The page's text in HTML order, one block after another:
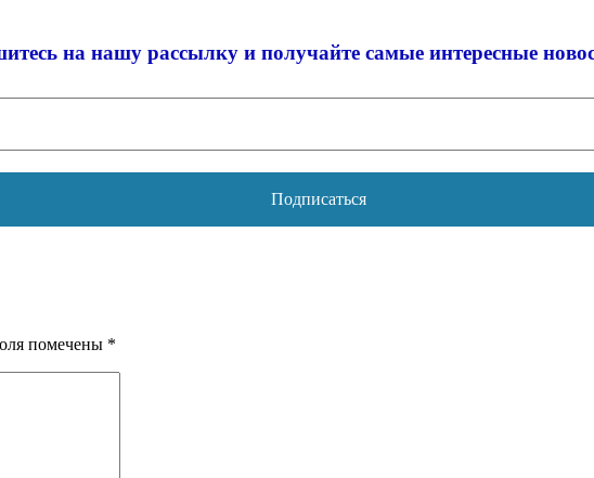
на нашу рассылку и получайте самые интересные
помечены *